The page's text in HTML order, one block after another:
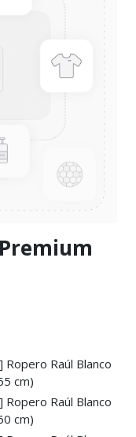
Raúl Blanco
cm)
Raúl Blanco
cm)